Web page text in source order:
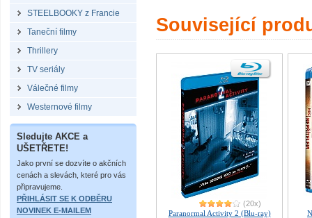
STEELBOOKY z Francie
Taneční filmy
Thrillery
TV seriály
Válečné filmy
Westernové filmy
Sledujte AKCE a
UŠETŘETE!
Jako první se dozvíte o akčních
cenách a slevách, které pro vás
připravujeme.
PŘIHLÁSIT SE K ODBĚRU
NOVINEK E-MAILEM
Související
(20x)
Paranormal Activity 2 (Blu-ray)